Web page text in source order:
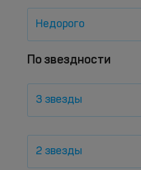
Недорого
По звездности
3 звезды
2 звезды